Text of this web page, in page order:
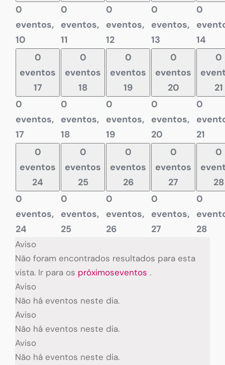
0
eventos,
10
0
eventos,
11
0
eventos,
12
0
eventos,
13
0
14
0
eventos
17
0
eventos,
17
0
eventos
18
0
eventos,
18
0
eventos
19
0
eventos,
19
0
eventos
20
0
eventos,
20
0
21
0
21
0
eventos
24
0
eventos,
24
0
eventos
25
0
eventos,
25
0
eventos
26
0
eventos,
26
0
eventos
27
0
eventos,
27
0
28
0
28
Aviso
Não foram encontrados resultados para esta
vista. Ir para os próximoseventos .
Aviso
Não há eventos neste dia.
Aviso
Não há eventos neste dia.
Aviso
Não há eventos neste dia.